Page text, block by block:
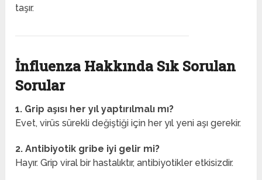
taşır.
İnfluenza Hakkında Sık Sorulan
Sorular
1. Grip aşısı her yıl yaptırılmalı mı?
Evet, virüs sürekli değiştiği için her yıl yeni aşı gerekir.
2. Antibiyotik gribe iyi gelir mi?
Hayır. Grip viral bir hastalıktır, antibiyotikler etkisizdir.